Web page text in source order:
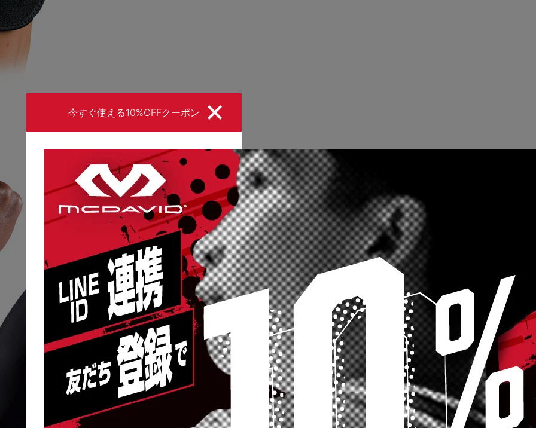
今すぐ使える10%OFFクーポン